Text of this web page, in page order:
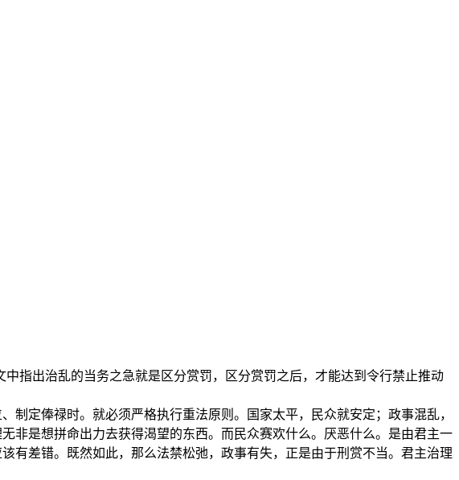
指出治乱的当务之急就是区分赏罚，区分赏罚之后，才能达到令行禁止推动
定俸禄时。就必须严格执行重法原则。国家太平，民众就安定；政事混乱，
非是想拼命出力去获得渴望的东西。而民众赛欢什么。厌恶什么。是由君主一
有差错。既然如此，那么法禁松弛，政事有失，正是由于刑赏不当。君主治理